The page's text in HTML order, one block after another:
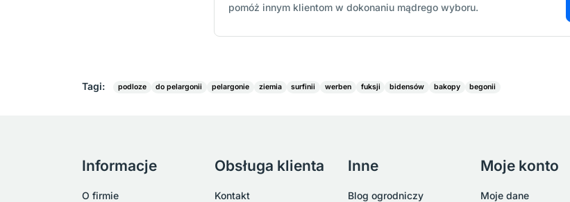
pomóż innym klientom w dokonaniu mądrego wyboru.
Tagi: podloze do pelargonii pelargonie ziemia surfinii werben fuksji bidensów bakopy begonii
Informacje
O firmie
Obsługa klienta
Kontakt
Inne
Blog ogrodniczy
Moje konto
Moje dane